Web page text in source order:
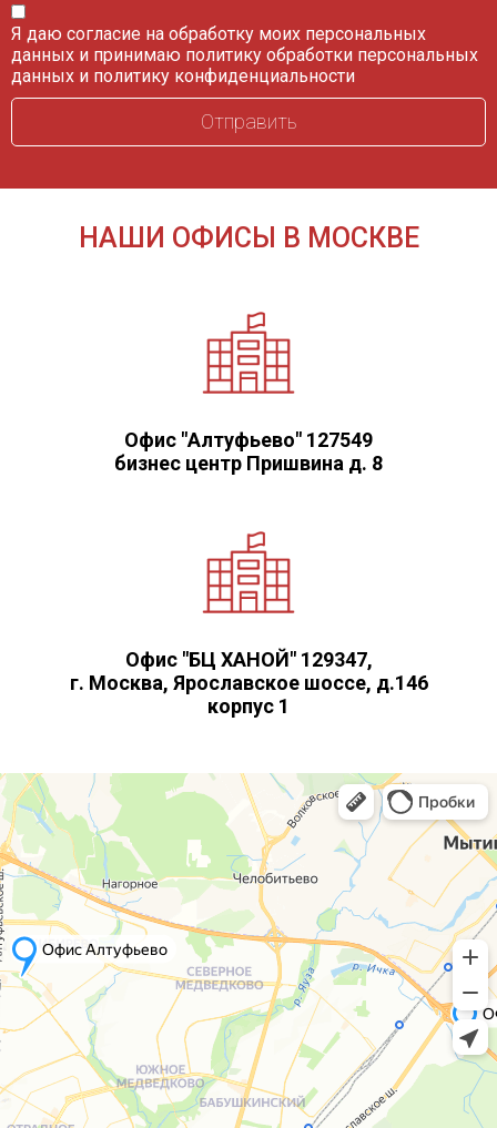
Я даю согласие на обработку моих персональных
данных и принимаю политику обработки персональных
данных и политику конфиденциальности
НАШИ ОФИСЫ В МОСКВЕ
Офис "Алтуфьево" 127549
бизнес центр Пришвина д. 8
Офис "БЦ ХАНОЙ" 129347,
г. Москва, Ярославское шоссе, д.146
корпус 1